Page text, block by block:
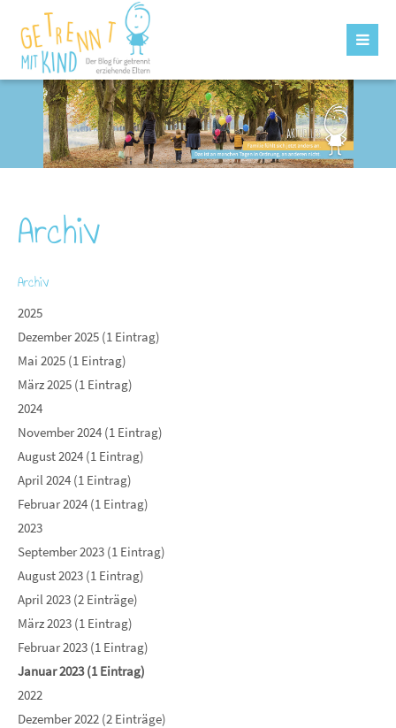
Archiv
Archiv
2025
Dezember 2025 (1 Eintrag)
Mai 2025 (1 Eintrag)
März 2025 (1 Eintrag)
2024
November 2024 (1 Eintrag)
August 2024 (1 Eintrag)
April 2024 (1 Eintrag)
Februar 2024 (1 Eintrag)
2023
September 2023 (1 Eintrag)
August 2023 (1 Eintrag)
April 2023 (2 Einträge)
März 2023 (1 Eintrag)
Februar 2023 (1 Eintrag)
Januar 2023 (1 Eintrag)
2022
Dezember 2022 (2 Einträge)